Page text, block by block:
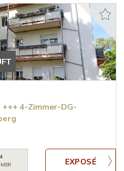
4-Zimmer-DG-
4